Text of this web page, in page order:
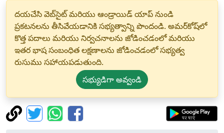
దయచేసి వెబ్‌సైట్ మరియు ఆండ్రాయిడ్ యాప్ నుండి
ప్రకటనలను తీసివేయడానికి సభ్యత్వాన్ని పొందండి. అమర్‌కోష్‌లో
కొత్త పదాలు మరియు నిర్వచనాలను జోడించడంలో మరియు
ఇతర భాష సంబంధిత లక్షణాలను జోడించడంలో సభ్యత్వ
రుసుము సహాయపడుతుంది.
సభ్యుడిగా అవ్వండి